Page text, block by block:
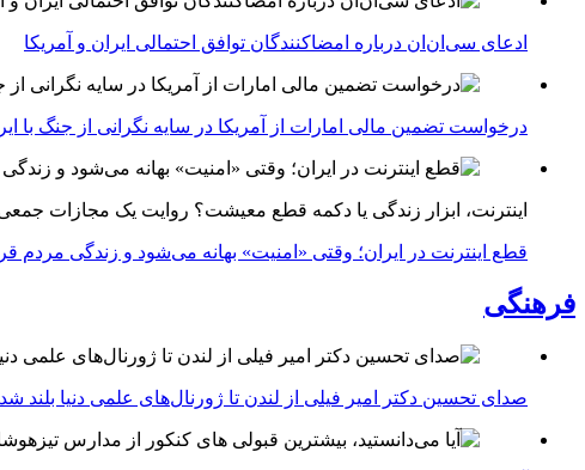
ادعای سی‌ان‌ان درباره امضاکنندگان توافق احتمالی ایران و آمریکا
درخواست تضمین مالی امارات از آمریکا در سایه نگرانی از جنگ با
اینترنت، ابزار زندگی یا دکمه قطع معیشت؟ روایت یک مجازات
قطع اینترنت در ایران؛ وقتی «امنیت» بهانه می‌شود و زندگی مردم
فرهنگی
صدای تحسین دکتر امیر فیلی از لندن تا ژورنال‌های علمی دنیا بلند